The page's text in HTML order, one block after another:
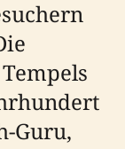
Guru,